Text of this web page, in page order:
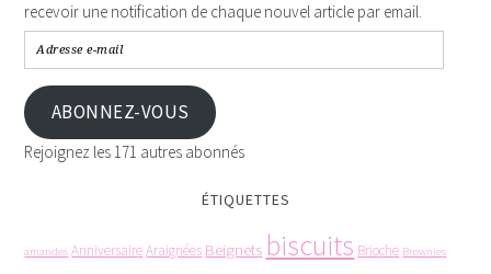
recevoir une notification de chaque nouvel article par email.
ABONNEZ-VOUS
Rejoignez les 171 autres abonnés
ÉTIQUETTES
amandes AnniversaireAraignées Beignets biscuits Brioche Brownies